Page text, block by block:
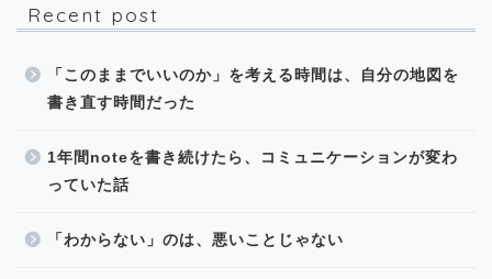
Recent post
「このままでいいのか」を考える時間は、自分の地図を
書き直す時間だった
1年間noteを書き続けたら、コミュニケーションが変わ
っていた話
「わからない」のは、悪いことじゃない